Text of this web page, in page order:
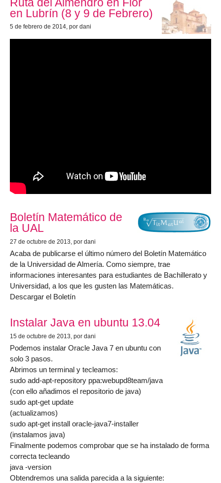
en Lubrín (8 y 9 de Febrero)
5 de febrero de 2014, por dani
Boletín Matemático de
la UAL
27 de octubre de 2013 , por dani
Acaba de publicarse el último número del Boletín Matemático
de la Universidad de Almería. Como siempre, trae
informaciones interesantes para estudiantes de Bachillerato y
Universidad, a los que les gusten las Matemáticas.
Descargar el Boletín
Instalar Java en ubuntu 13.04
15 de octubre de 2013 , por dani
Podemos instalar Oracle Java 7 en ubuntu con
solo 3 pasos.
Abrimos un terminal y tecleamos:
sudo add-apt-repository ppa:webupd8team/java
(con ello añadimos el repositorio de java)
sudo apt-get update
(actualizamos)
sudo apt-get install oracle-java7-installer
(instalamos java)
Finalmente podemos comprobar que se ha instalado de forma
correcta tecleando
java -version
Obtendremos una salida parecida a la siguiente: